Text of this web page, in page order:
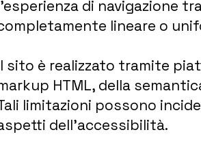
di navigazione
lineare o
sito è realizzato tramite
HTML, della
limitazioni possono
dell’accessibilità.